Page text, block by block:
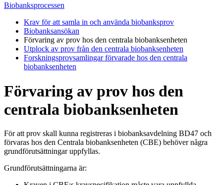
Biobanksprocessen
Krav för att samla in och använda biobanksprov
Biobanksansökan
Förvaring av prov hos den centrala biobanksenheten
Utplock av prov från den centrala biobanksenheten
Forskningsprovsamlingar förvarade hos den centrala
biobanksenheten
Förvaring av prov hos den
centrala biobanksenheten
För att prov skall kunna registreras i biobanksavdelning BD47 och
förvaras hos den Centrala biobanksenheten (CBE) behöver några
grundförutsättningar uppfyllas.
Grundförutsättningarna är: